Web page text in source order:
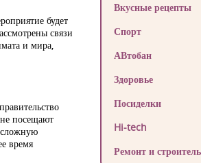
будет
связи
и мира,
посещают
время
Вкусные рецепты
Спорт
АВтобан
Здоровье
Посиделки
Hi-tech
Ремонт и